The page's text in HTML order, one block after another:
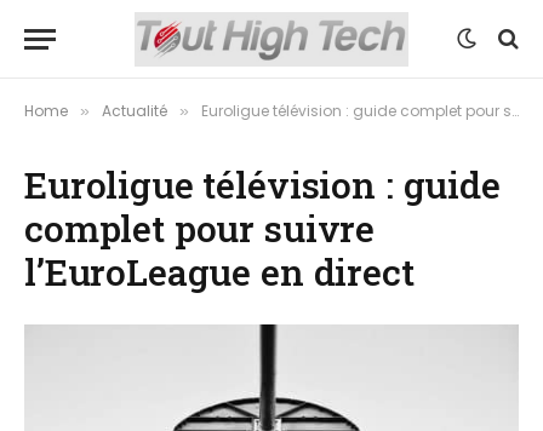
Home » Actualité » Euroligue télévision : guide complet pour suivre l’EuroLeague en direct
Euroligue télévision : guide
complet pour suivre
l’EuroLeague en direct